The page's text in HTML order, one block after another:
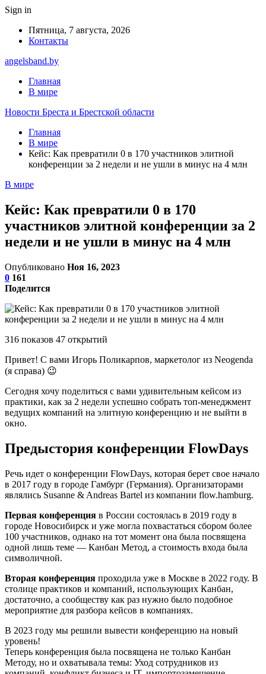
Sign in
Пятница, 7 августа, 2026
Контакты
angelsband.by
Главная
В мире
Новости Бреста и Брестской области
Главная
В мире
Кейс: Как превратили 0 в 170 участников элитной
конференции за 2 недели и не ушли в минус на 4 млн
В мире
Кейс: Как превратили 0 в 170
участников элитной конференции за 2
недели и не ушли в минус на 4 млн
Опубликовано Ноя 16, 2023
0 161
Поделится
316 показов 47 открытий
Привет! С вами Игорь Поликарпов, маркетолог из Neogenda
(я справа) 😉
Сегодня хочу поделиться с вами удивительным кейсом из
практики, как за 2 недели успешно собрать топ-менеджмент
ведущих компаний на элитную конференцию и не выйти в
окно.
Предыстория конференции FlowDays
Речь идет о конференции FlowDays, которая берет свое начало
в 2017 году в городе Гамбург (Германия). Организаторами
являлись Susanne & Andreas Bartel из компании flow.hamburg.
Первая конференция в России состоялась в 2019 году в
городе Новосибирск и уже могла похвастаться сбором более
100 участников, однако на тот момент она была посвящена
одной лишь теме — Канбан Метод, а стоимость входа была
символичной.
Вторая конференция проходила уже в Москве в 2022 году. В
столице практиков и компаний, использующих Канбан,
достаточно, а сообществу как раз нужно было подобное
мероприятие для разбора кейсов в компаниях.
В 2023 году мы решили вывести конференцию на новый
уровень!
Теперь конференция была посвящена не только Канбан
Методу, но и охватывала темы: Уход сотрудников из